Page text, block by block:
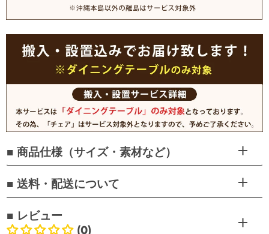
■ 商品仕様（サイズ・素材など）
■ 送料・配送について
■ レビュー
(0)